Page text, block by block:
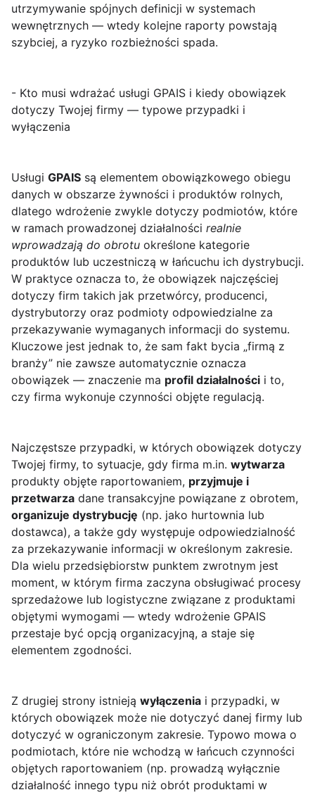
utrzymywanie spójnych definicji w systemach
wewnętrznych — wtedy kolejne raporty powstają
szybciej, a ryzyko rozbieżności spada.
- Kto musi wdrażać usługi GPAIS i kiedy obowiązek
dotyczy Twojej firmy — typowe przypadki i
wyłączenia
Usługi GPAIS są elementem obowiązkowego obiegu
danych w obszarze żywności i produktów rolnych,
dlatego wdrożenie zwykle dotyczy podmiotów, które
w ramach prowadzonej działalności realnie
wprowadzają do obrotu określone kategorie
produktów lub uczestniczą w łańcuchu ich dystrybucji.
W praktyce oznacza to, że obowiązek najczęściej
dotyczy firm takich jak przetwórcy, producenci,
dystrybutorzy oraz podmioty odpowiedzialne za
przekazywanie wymaganych informacji do systemu.
Kluczowe jest jednak to, że sam fakt bycia „firmą z
branży” nie zawsze automatycznie oznacza
obowiązek — znaczenie ma profil działalności i to,
czy firma wykonuje czynności objęte regulacją.
Najczęstsze przypadki, w których obowiązek dotyczy
Twojej firmy, to sytuacje, gdy firma m.in. wytwarza
produkty objęte raportowaniem, przyjmuje i
przetwarza dane transakcyjne powiązane z obrotem,
organizuje dystrybucję (np. jako hurtownia lub
dostawca), a także gdy występuje odpowiedzialność
za przekazywanie informacji w określonym zakresie.
Dla wielu przedsiębiorstw punktem zwrotnym jest
moment, w którym firma zaczyna obsługiwać procesy
sprzedażowe lub logistyczne związane z produktami
objętymi wymogami — wtedy wdrożenie GPAIS
przestaje być opcją organizacyjną, a staje się
elementem zgodności.
Z drugiej strony istnieją wyłączenia i przypadki, w
których obowiązek może nie dotyczyć danej firmy lub
dotyczyć w ograniczonym zakresie. Typowo mowa o
podmiotach, które nie wchodzą w łańcuch czynności
objętych raportowaniem (np. prowadzą wyłącznie
działalność innego typu niż obrót produktami w